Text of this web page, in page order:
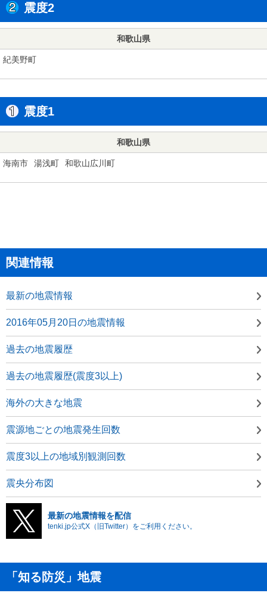
震度2
和歌山県
紀美野町
震度1
和歌山県
海南市 湯浅町 和歌山広川町
関連情報
最新の地震情報
2016年05月20日の地震情報
過去の地震履歴
過去の地震履歴(震度3以上)
海外の大きな地震
震源地ごとの地震発生回数
震度3以上の地域別観測回数
震央分布図
最新の地震情報を配信
tenki.jp公式X（旧Twitter）をご利用ください。
「知る防災」地震